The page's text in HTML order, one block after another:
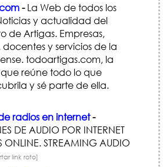
-La Web de todos los
y actualidad del
de Artigas. Empresas,
docentes y servicios de la
todoartigas.com, la
reúne todo lo que
y sé parte de ella.
radios en internet-
DE AUDIO POR INTERNET
ONLINE. STREAMING AUDIO
link roto]